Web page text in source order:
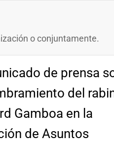
o conjuntamente.
de prensa
del
Gamboa en la
de Asuntos